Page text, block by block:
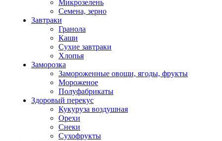
Микрозелень
Семена, зерно
Завтраки
Гранола
Каши
Сухие завтраки
Хлопья
Заморозка
Замороженные овощи, ягоды, фрукты
Мороженое
Полуфабрикаты
Здоровый перекус
Кукуруза воздушная
Орехи
Снеки
Сухофрукты